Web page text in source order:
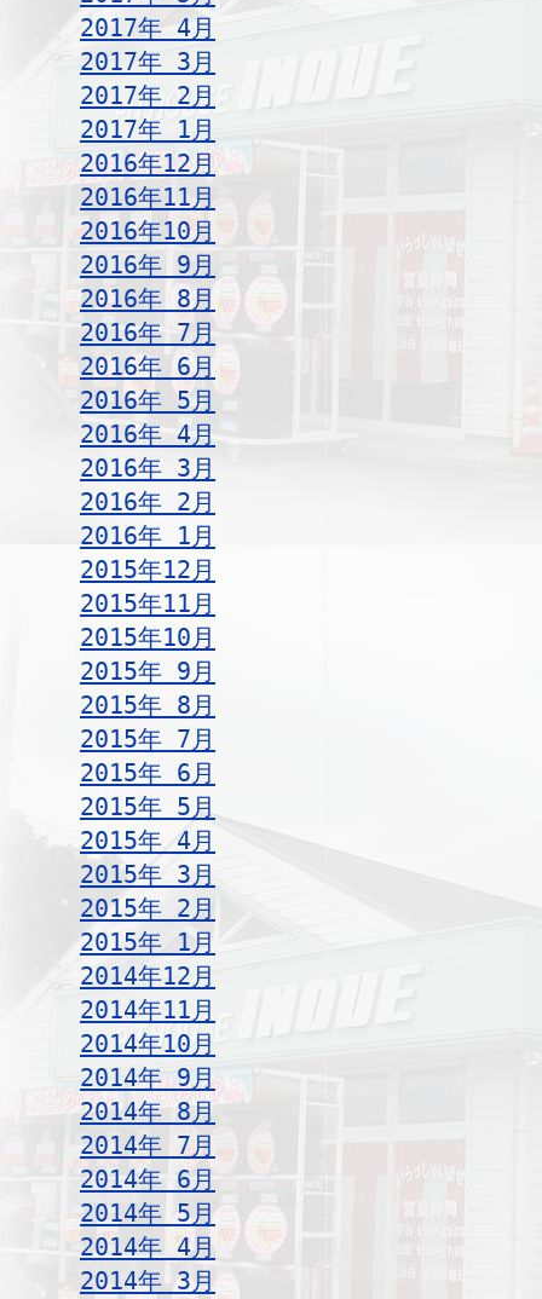
2017年 4月
2017年 3月
2017年 2月
2017年 1月
2016年12月
2016年11月
2016年10月
2016年 9月
2016年 8月
2016年 7月
2016年 6月
2016年 5月
2016年 4月
2016年 3月
2016年 2月
2016年 1月
2015年12月
2015年11月
2015年10月
2015年 9月
2015年 8月
2015年 7月
2015年 6月
2015年 5月
2015年 4月
2015年 3月
2015年 2月
2015年 1月
2014年12月
2014年11月
2014年10月
2014年 9月
2014年 8月
2014年 7月
2014年 6月
2014年 5月
2014年 4月
2014年 3月